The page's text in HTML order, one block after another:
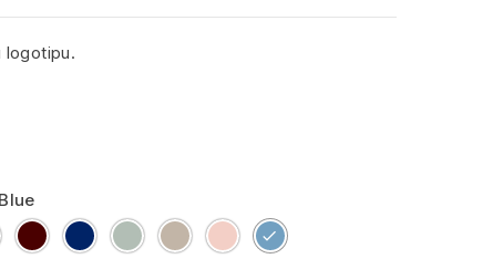
logotipu.
Heather
Oxblood
royal
blue
ash Grey
Melange
2
creamy
pink
Creamy
Blue